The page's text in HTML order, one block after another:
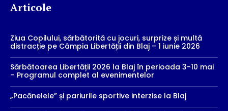
Articole
Ziua Copilului, sărbătorită cu jocuri, surprize și multă
distracție pe Câmpia Libertății din Blaj – 1 iunie 2026
Sărbătoarea Libertății 2026 la Blaj în perioada 3-10 mai
– Programul complet al evenimentelor
„Pacănelele” și pariurile sportive interzise la Blaj